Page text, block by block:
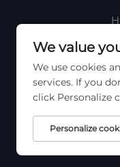
We value
We use cookies
services. If you
click Personalize
Personalize